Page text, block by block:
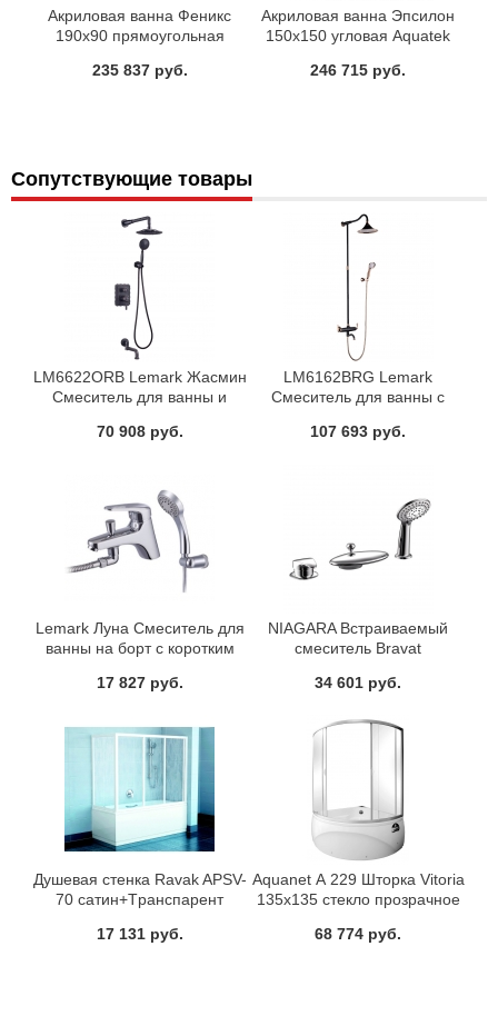
Акриловая ванна Феникс
190х90 прямоугольная
235 837 руб.
Акриловая ванна Эпсилон
150х150 угловая Aquatek
246 715 руб.
Сопутствующие товары
LM6622ORB Lemark Жасмин
Смеситель для ванны и
функциональной лейкой
70 908 руб.
LM6162BRG Lemark
Смеситель для ванны с
Тропический дождь с
107 693 руб.
Lemark Луна Смеситель для
ванны на борт с коротким
LM4115C
17 827 руб.
NIAGARA Встраиваемый
смеситель Bravat
34 601 руб.
Душевая стенка Ravak APSV-
70 сатин+Тpанспаpент
17 131 руб.
Aquanet А 229 Шторка Vitoria
135x135 стекло прозрачное
68 774 руб.